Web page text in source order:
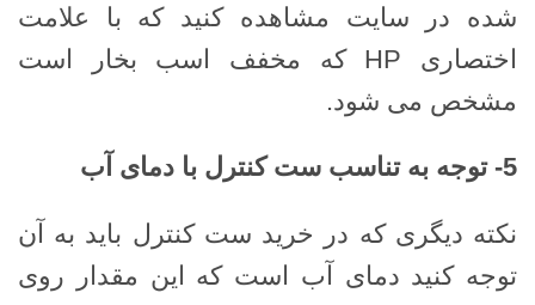
شده در سایت مشاهده کنید که با علامت
اختصاری HP که مخفف اسب بخار است
مشخص می شود.
5- توجه به تناسب ست کنترل با دمای آب
نکته دیگری که در خرید ست کنترل باید به آن
توجه کنید دمای آب است که این مقدار روی